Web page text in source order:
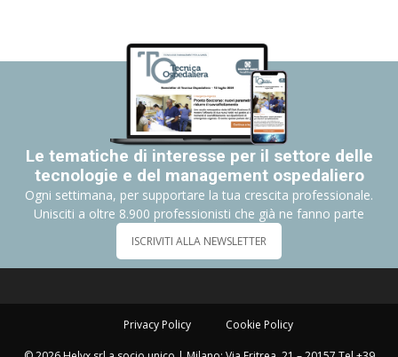
Le tematiche di interesse per il settore delle
tecnologie e del management ospedaliero
Ogni settimana, per supportare la tua crescita professionale.
Unisciti a oltre 8.900 professionisti che già ne fanno parte
ISCRIVITI ALLA NEWSLETTER
Privacy Policy Cookie Policy